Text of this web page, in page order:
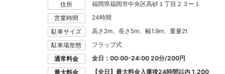
住所
福岡県福岡市中央区高砂１丁目２３ー１
営業時間
24時間
駐車サイズ
高さ2m、長さ5m、幅1.9m、重量2t
駐車場形態
フラップ式
通常料金
全日：00:00-24:00 20分/200円
最大料金
【全日】最大料金入庫後24時間以内1,200